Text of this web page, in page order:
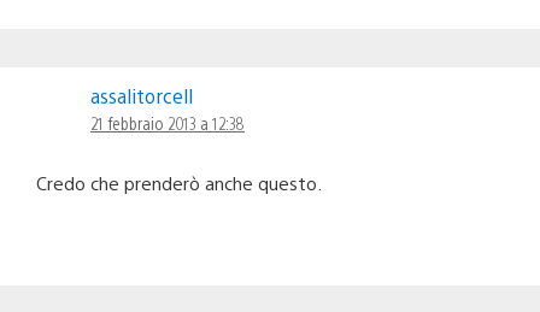
assalitorcell
21 febbraio 2013 a 12:38
Credo che prenderò anche questo.